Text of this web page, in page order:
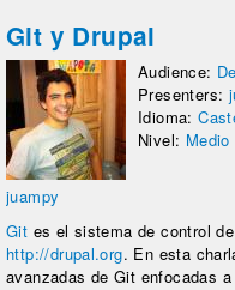
Git y Drupal
juampy
Audience:
Presenters:
Idioma:
Nivel: Medio
Git es el sistema de control
http://drupal.org. En esta
avanzadas de Git enfocadas